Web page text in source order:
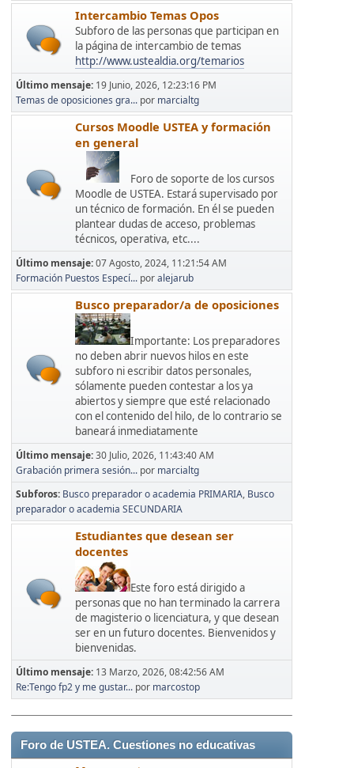
Intercambio Temas Opos
Subforo de las personas que participan en
la página de intercambio de temas
http://www.ustealdia.org/temarios
Último mensaje: 19 Junio, 2026, 12:23:16 PM
Temas de oposiciones gra... por marcialtg
Cursos Moodle USTEA y formación
en general
Foro de soporte de los cursos
Moodle de USTEA. Estará supervisado por
un técnico de formación. En él se pueden
plantear dudas de acceso, problemas
técnicos, operativa, etc....
Último mensaje:07 Agosto, 2024, 11:21:54 AM
Formación Puestos Especí... poralejarub
Busco preparador/a de oposiciones
Importante: Los preparadores
no deben abrir nuevos hilos en este
subforo ni escribir datos personales,
sólamente pueden contestar a los ya
abiertos y siempre que esté relacionado
con el contenido del hilo, de lo contrario se
baneará inmediatamente
Último mensaje:30 Julio, 2026, 11:43:40 AM
Grabación primera sesión... por marcialtg
Subforos Busco preparador o academia PRIMARIA Busco
preparador o academia SECUNDARIA
Estudiantes que desean ser
docentes
Este foro está dirigido a
personas que no han terminado la carrera
de magisterio o licenciatura, y que desean
ser en un futuro docentes. Bienvenidos y
bienvenidas.
Último mensaje: 13 Marzo, 2026, 08:42:56 AM
Re:Tengo fp2 y me gustar... por marcostop
Foro de USTEA. Cuestiones no educativas